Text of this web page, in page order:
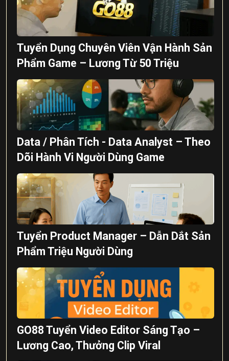
Tuyển Dụng Chuyên Viên Vận Hành Sản
Phẩm Game – Lương Từ 50 Triệu
Data / Phân Tích - Data Analyst – Theo
Dõi Hành Vi Người Dùng Game
Tuyển Product Manager – Dẫn Dắt Sản
Phẩm Triệu Người Dùng
GO88 Tuyển Video Editor Sáng Tạo –
Lương Cao, Thưởng Clip Viral